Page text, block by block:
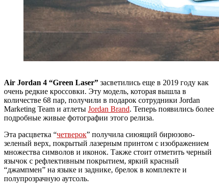
Air Jordan 4 “Green Laser” засветились еще в 2019 году как
очень редкие кроссовки. Эту модель, которая вышла в
количестве 68 пар, получили в подарок сотрудники Jordan
Marketing Team и атлеты Jordan Brand. Теперь появились более
подробные живые фотографии этого релиза.
Эта расцветка “четверок” получила сиюящий бирюзово-
зеленый верх, покрытый лазерным принтом с изображением
множества символов и иконок. Также стоит отметить черный
язычок с рефлективным покрытием, яркий красный
“джампмен” на языке и заднике, брелок в комплекте и
полупрозрачную аутсоль.